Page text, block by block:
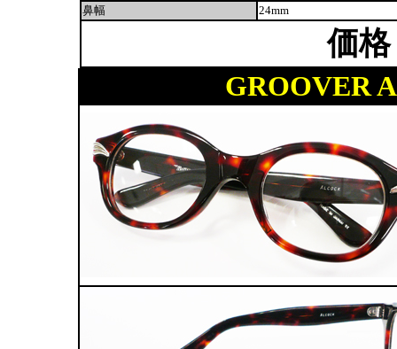
鼻幅
24mm
価格
GROOVER